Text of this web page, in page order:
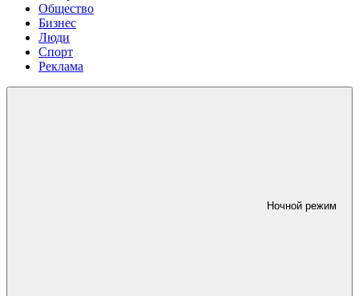
Общество
Бизнес
Люди
Спорт
Реклама
Ночной режим